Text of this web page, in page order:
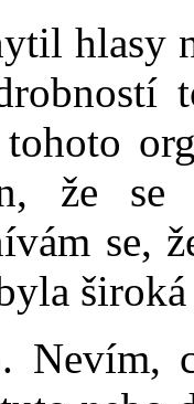
hlasy
že
se,
Nevím,